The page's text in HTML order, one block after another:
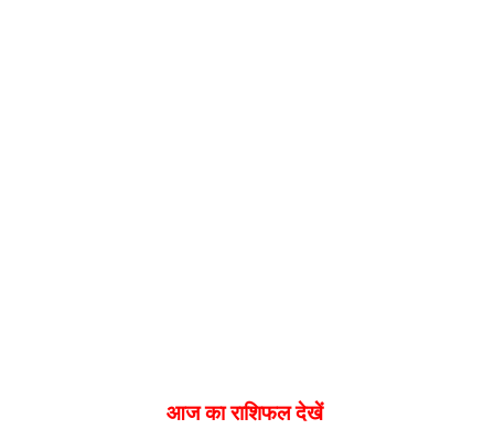
आज का राशिफल देखें